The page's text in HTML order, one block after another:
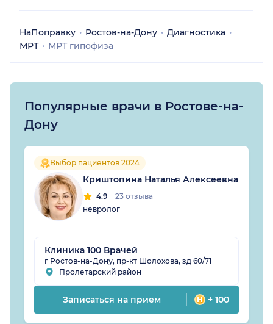
НаПоправку Ростов-на-Дону
Диагностика
МРТ
МРТ гипофиза
Популярные врачи в Ростове-на-
Дону
Выбор пациентов 2024
Криштопина Наталья Алексеевна
4.9
23 отзыва
невролог
Клиника 100 Врачей
г Ростов-на-Дону, пр-кт Шолохова, зд 60/71
Пролетарский район
Записаться на прием + 100